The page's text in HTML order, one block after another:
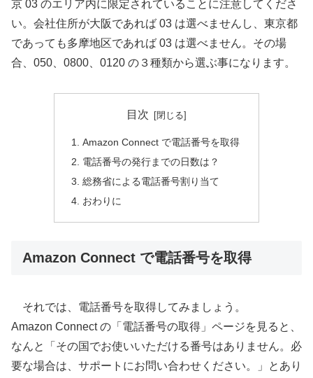
京 03 のエリア内に限定されていることに注意してくださ
い。会社住所が大阪であれば 03 は選べませんし、東京都
であっても多摩地区であれば 03 は選べません。その場
合、050、0800、0120 の３種類から選ぶ事になります。
目次
Amazon Connect で電話番号を取得
電話番号の発行までの日数は？
総務省による電話番号割り当て
おわりに
Amazon Connect で電話番号を取得
それでは、電話番号を取得してみましょう。
Amazon Connect の「電話番号の取得」ページを見ると、
なんと「その国でお使いいただける番号はありません。必
要な場合は、サポートにお問い合わせください。」とあり